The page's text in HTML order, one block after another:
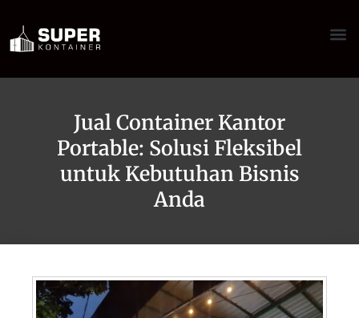
Jual Container Kantor
Portable: Solusi Fleksibel
untuk Kebutuhan Bisnis
Anda